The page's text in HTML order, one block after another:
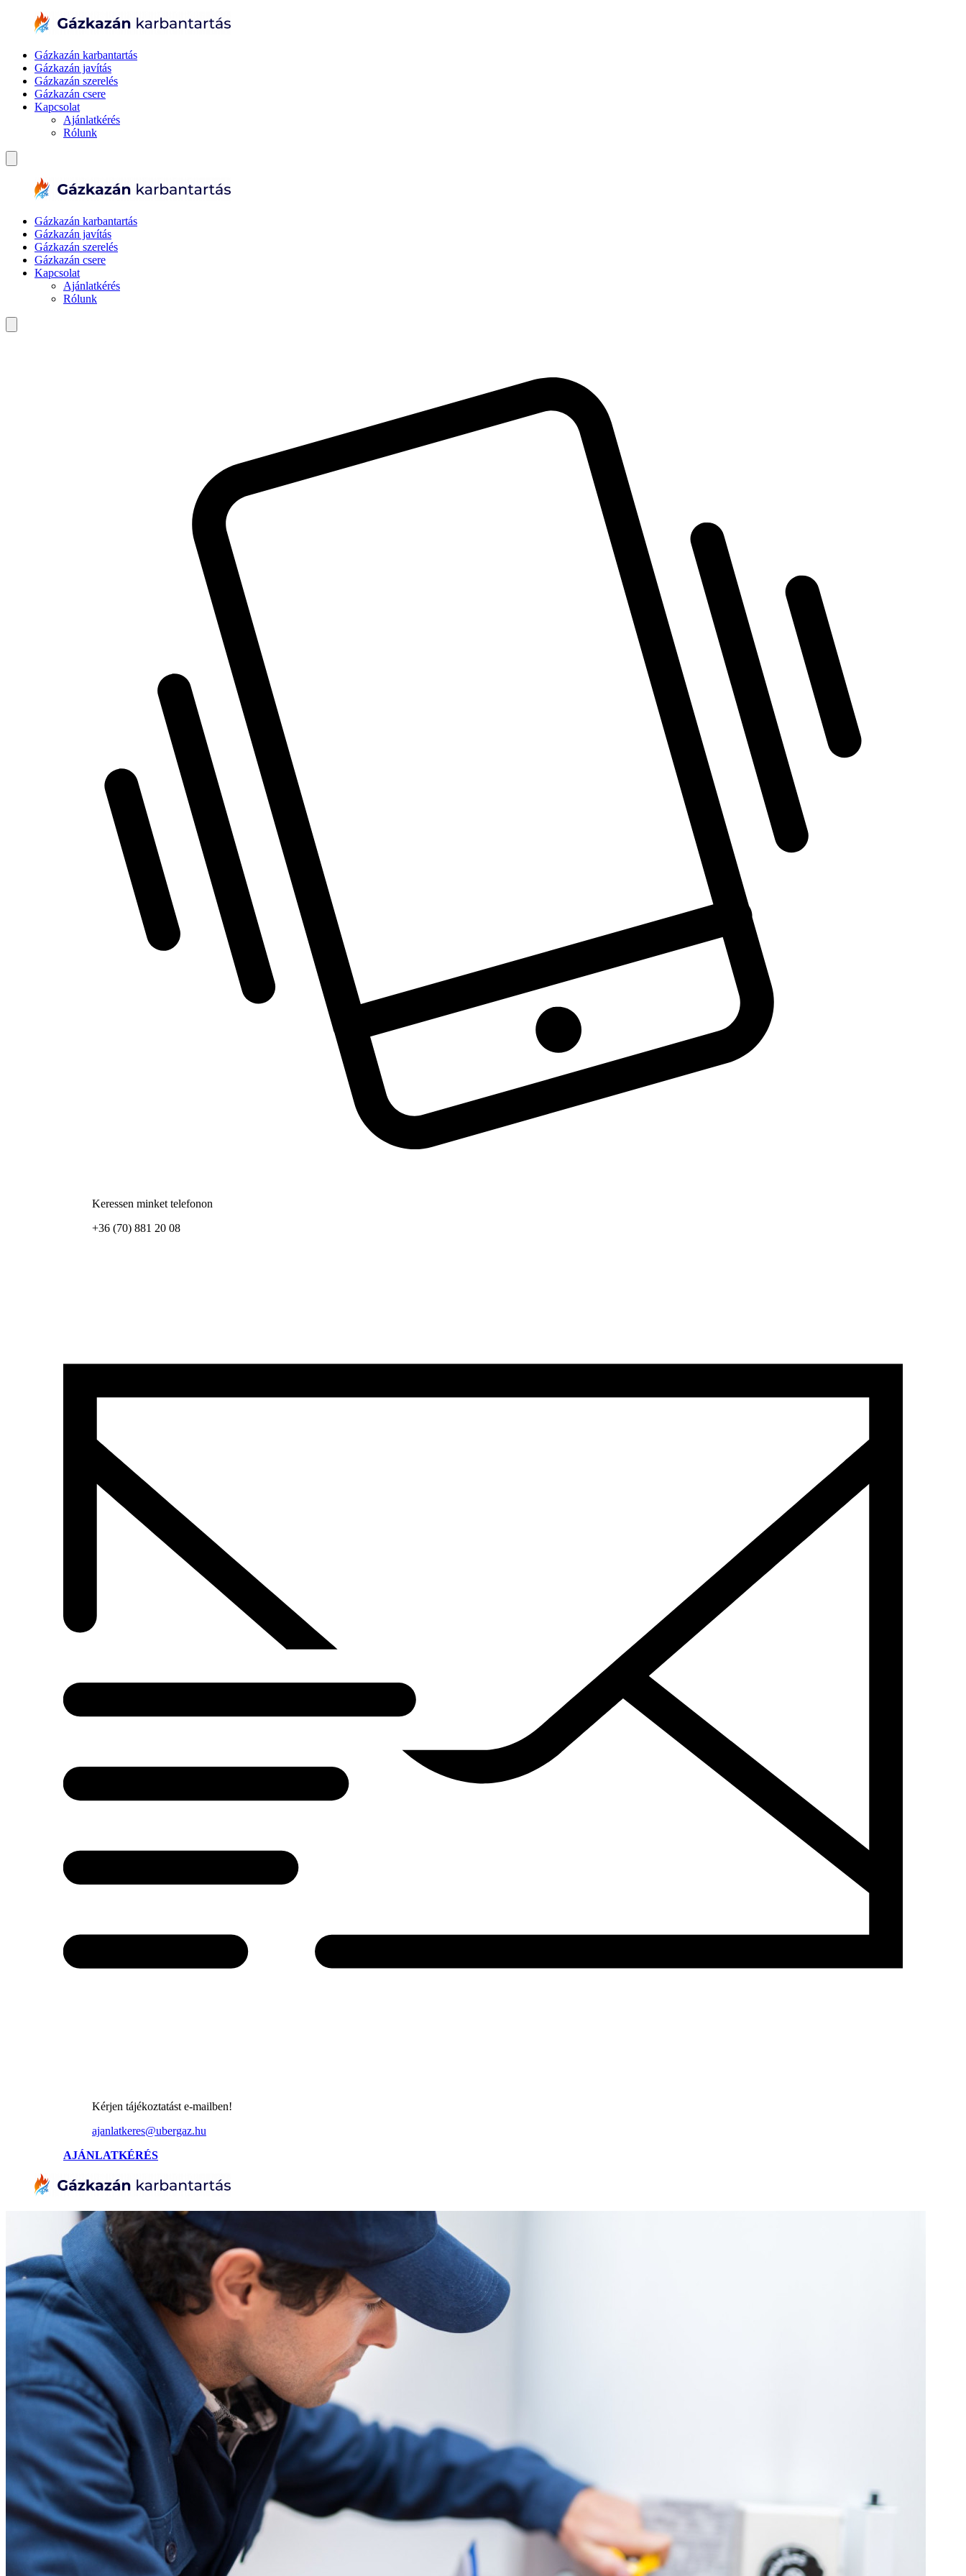
Gázkazán karbantartás
Gázkazán javítás
Gázkazán szerelés
Gázkazán csere
Kapcsolat
Ajánlatkérés
Rólunk
Gázkazán karbantartás
Gázkazán javítás
Gázkazán szerelés
Gázkazán csere
Kapcsolat
Ajánlatkérés
Rólunk
Keressen minket telefonon
+36 (70) 881 20 08
Kérjen tájékoztatást e-mailben!
ajanlatkeres@ubergaz.hu
AJÁNLATKÉRÉS